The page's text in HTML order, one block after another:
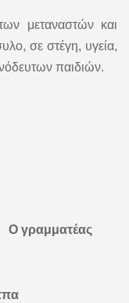
και
σε στέγη, υγεία,
παιδιών.